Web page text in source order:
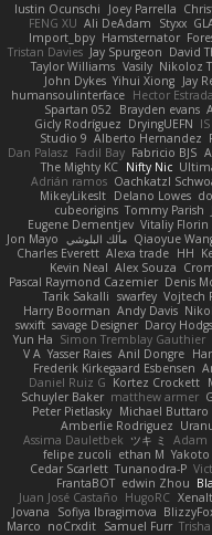
Iustin Ocunschi
Joey Parrella
FENG XU Ali DeAdam Styxx
Import_bpy Hamsternator
Tristan Davies Jay Spurgeon David
Taylor Williams Vasily Nikoloz
John Dykes Yihui Xiong Jay
humansoulinterface Hector Estrada
Spartan 052
Brayden evans
Gicly Rodríguez DryingUEFN
Studio 9 Alberto Hernandez
Dan Palasz Fadil Bay Fabricio BJS
The Mighty KC Nifty Nic
Adrián ramos Oachkatzl
MikeyLikesIt Delano Lowes
cubeorigins Tommy Parish
Eugene Dementjev Vitaliy Florin
Jon Mayo مالك البلوشي Qiaoyue
Charles Everett Alexa trade HH
Kevin Neal Alex Souza
Pascal Raymond Cazemier Denis
Tarik Sakalli swarfey Vojtech
Harry Boorman Andy Davis
swxift savage Designer Darcy
Yun Ha Simon Tremblay Gauthier
V A Yasser Raies Anil Dongre
Frederik Kirkegaard Esbensen
Daniel Ruiz G Kortez Crockett
Schuyler Baker matthew armer
Peter Pietlasky Michael Buttaro
Amberlie Rodriguez
Assima Dauletbek ツキ ミ Adam
felipe zucoli ethan M Yakoto
Cedar Scarlett Tunanodra-P
FrantaBOT edwin Zhou
Juan José Castaño HugoRC
Jovana
Sofiya Ibragimova
Marco noCrxdit Samuel Furr